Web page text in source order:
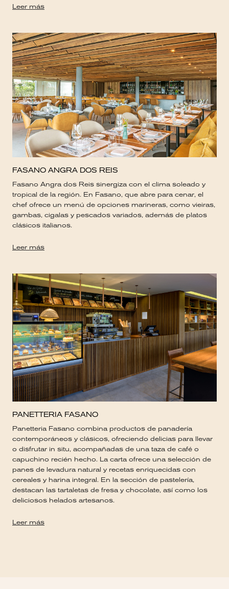
Leer más
FASANO ANGRA DOS REIS
Fasano Angra dos Reis sinergiza con el clima soleado y
tropical de la región. En Fasano, que abre para cenar, el
chef ofrece un menú de opciones marineras, como vieiras,
gambas, cigalas y pescados variados, además de platos
clásicos italianos.
Leer más
PANETTERIA FASANO
Panetteria Fasano combina productos de panadería
contemporáneos y clásicos, ofreciendo delicias para llevar
o disfrutar in situ, acompañadas de una taza de café o
capuchino recién hecho. La carta ofrece una selección de
panes de levadura natural y recetas enriquecidas con
cereales y harina integral. En la sección de pastelería,
destacan las tartaletas de fresa y chocolate, así como los
deliciosos helados artesanos.
Leer más